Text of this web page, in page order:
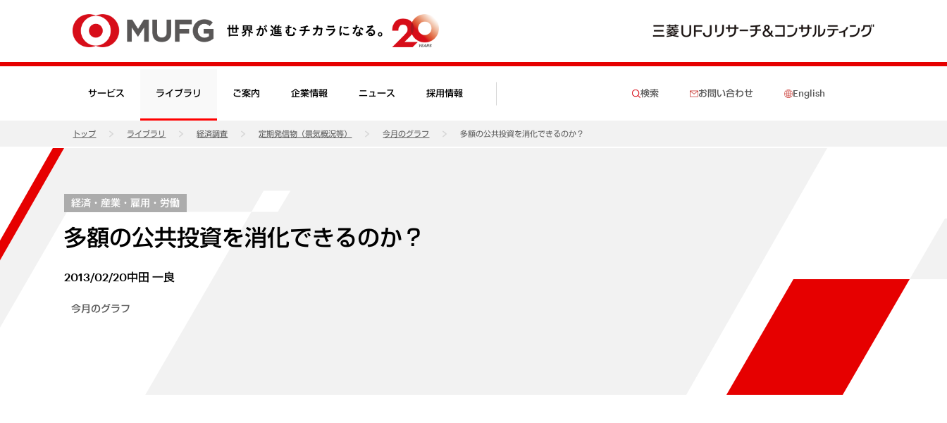
サービス ライブラリ ご案内 企業情報 ニュース 採用情報 検索 お問い合わせ English
トップ ライブラリ 経済調査 定期発信物（景気概況等） 今月のグラフ 多額の公共投資を消化できるのか？
経済・産業・雇用・労働
多額の公共投資を消化できるのか？
2013/02/20中田 一良
今月のグラフ